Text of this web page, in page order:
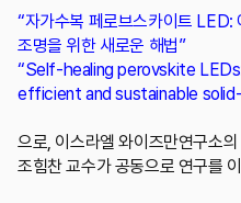
“자가수복 페로브스카이트 LED:
조명을 위한 새로운 해법”
“Self-healing perovskite
efficient and sustainable
으로, 이스라엘 와이즈만연구소
조힘찬 교수가 공동으로 연구를